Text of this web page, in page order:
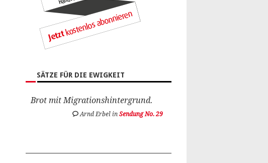
SÄTZE FÜR DIE EWIGKEIT
Brot mit Migrationshintergrund.
Arnd Erbel inSendung No. 29